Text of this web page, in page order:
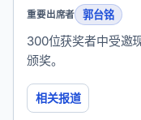
重要出席者 郭台铭
300位获奖者中受邀
颁奖。
相关报道